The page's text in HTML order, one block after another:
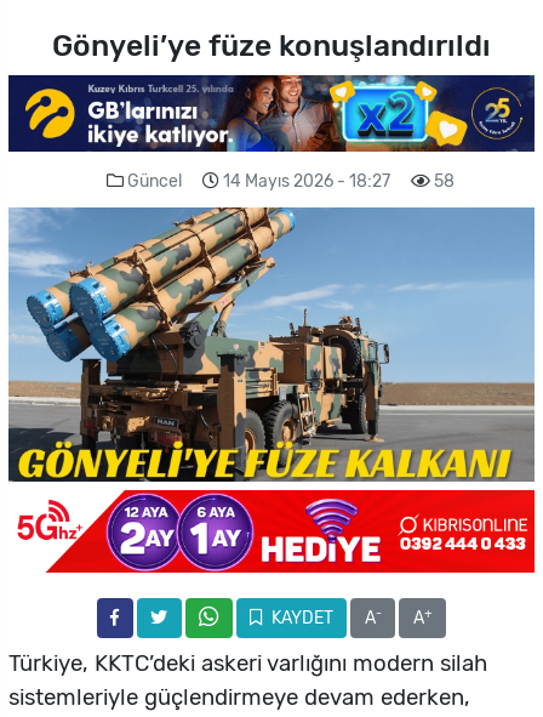
Gönyeli’ye füze konuşlandırıldı
Güncel 14 Mayıs 2026 - 18:27 58
KAYDET A- A+
Türkiye, KKTC’deki askeri varlığını modern silah
sistemleriyle güçlendirmeye devam ederken,